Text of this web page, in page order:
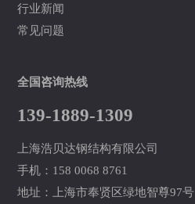
行业新闻
常见问题
全国咨询热线
139-1889-1309
上海浩贝达钢结构有限公司
手机：158 0068 8761
地址：上海市奉贤区绿地智尊97号